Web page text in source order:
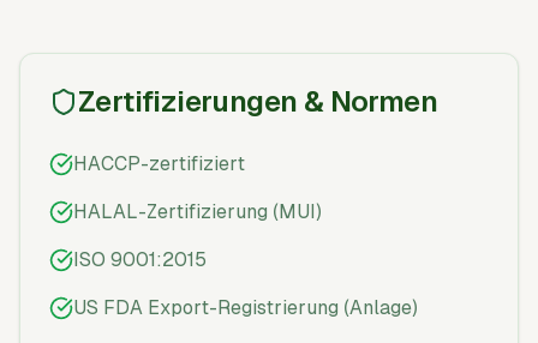
Zertifizierungen & Normen
HACCP-zertifiziert
HALAL-Zertifizierung (MUI)
ISO 9001:2015
US FDA Export-Registrierung (Anlage)